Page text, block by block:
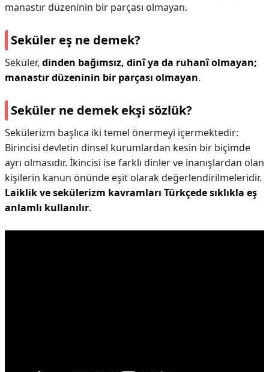
manastır düzeninin bir parçası olmayan.
Seküler eş ne demek?
Seküler, dinden bağımsız, dinî ya da ruhanî olmayan;
manastır düzeninin bir parçası olmayan.
Seküler ne demek ekşi sözlük?
Sekülerizm başlıca iki temel önermeyi içermektedir:
Birincisi devletin dinsel kurumlardan kesin bir biçimde
ayrı olmasıdır. İkincisi ise farklı dinler ve inanışlardan olan
kişilerin kanun önünde eşit olarak değerlendirilmeleridir.
Laiklik ve sekülerizm kavramları Türkçede sıklıkla eş
anlamlı kullanılır.